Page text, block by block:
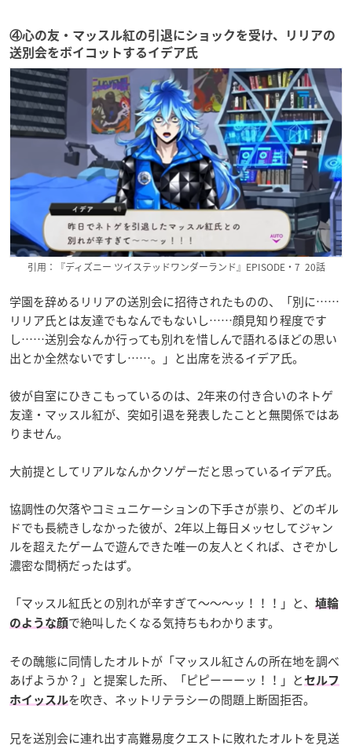
④心の友・マッスル紅の引退にショックを受け、リリアの
送別会をボイコットするイデア氏
引用：『ディズニー ツイステッドワンダーランド』EPISODE・7 20話
学園を辞めるリリアの送別会に招待されたものの、「別に……
リリア氏とは友達でもなんでもないし……顔見知り程度です
し……送別会なんか行っても別れを惜しんで語れるほどの思い
出とか全然ないですし……。」と出席を渋るイデア氏。
彼が自室にひきこもっているのは、2年来の付き合いのネトゲ
友達・マッスル紅が、突如引退を発表したことと無関係ではあ
りません。
大前提としてリアルなんかクソゲーだと思っているイデア氏。
協調性の欠落やコミュニケーションの下手さが祟り、どのギル
ドでも長続きしなかった彼が、2年以上毎日メッセしてジャン
ルを超えたゲームで遊んできた唯一の友人とくれば、さぞかし
濃密な間柄だったはず。
「マッスル紅氏との別れが辛すぎて～～～ッ！！！」と、
埴輪
のような顔で絶叫したくなる気持ちもわかります。
その醜態に同情したオルトが「マッスル紅さんの所在地を調べ
あげようか？」と提案した所、「ピピーーーッ！！」とセルフ
ホイッスルを吹き、ネットリテラシーの問題上断固拒否。
兄を送別会に連れ出す高難易度クエストに敗れたオルトを見送